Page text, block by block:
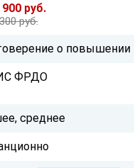
руб.
руб.
о повышении
ФРДО
среднее